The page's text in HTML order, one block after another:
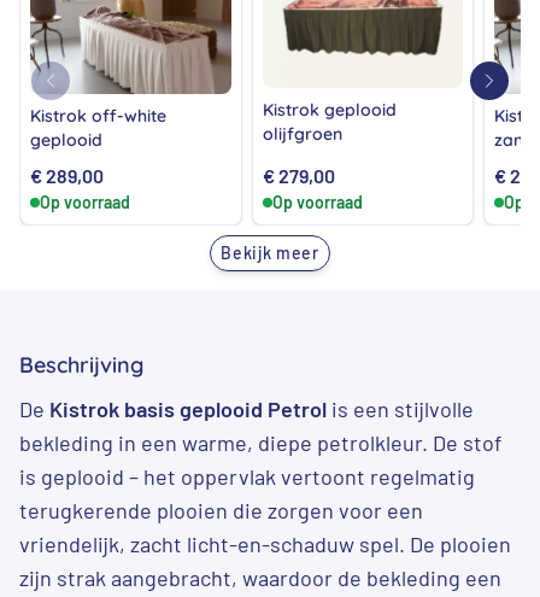
Kistrok off-white
geplooid
€289,00
Op voorraad
Kistrok geplooid
olijfgroen
€279,00
Op voorraad
€
Op
Bekijk meer
Beschrijving
De Kistrok basis geplooid Petrol is een stijlvolle
bekleding in een warme, diepe petrolkleur. De stof
is geplooid – het oppervlak vertoont regelmatig
terugkerende plooien die zorgen voor een
vriendelijk, zacht licht-en-schaduw spel. De plooien
zijn strak aangebracht, waardoor de bekleding een